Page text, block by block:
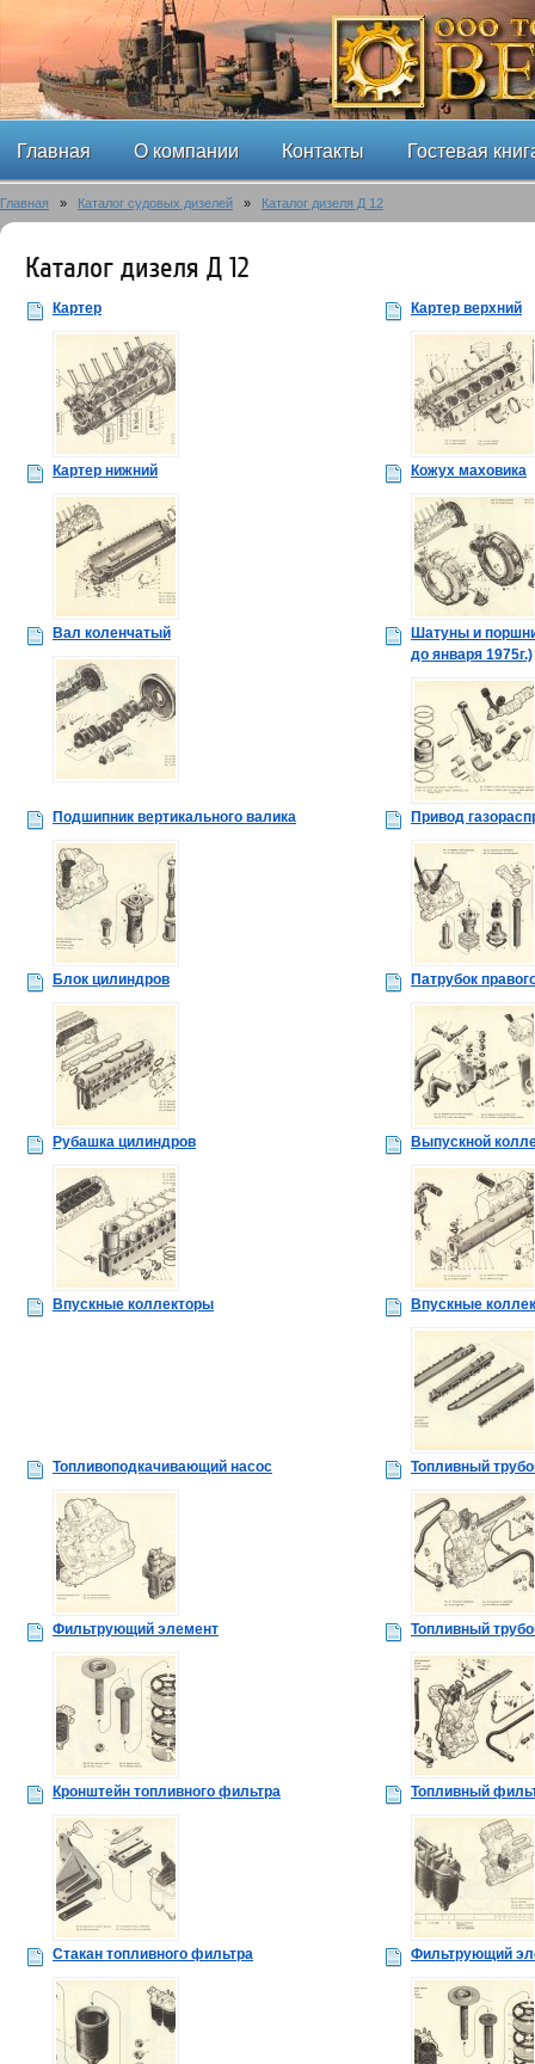
Главная О компании Контакты Гостевая
Главная » Каталог судовых дизелей » Каталог дизеля Д 12
Каталог дизеля Д 12
Картер Картер верхний
Картер нижний Кожух маховика
Вал коленчатый
Шатуны и
до января 1975г.)
Подшипник вертикального валика Привод
Блок цилиндров Патрубок
Рубашка цилиндров Выпускной
Впускные коллекторы Впускные
Топливоподкачивающий насос Топливный
Фильтрующий элемент Топливный
Кронштейн топливного фильтра Топливный
Стакан топливного фильтра Фильтрующий